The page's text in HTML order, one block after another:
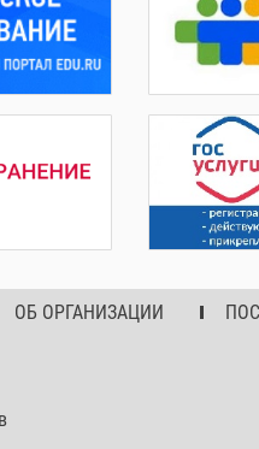
ОБ ОРГАНИЗАЦИИ